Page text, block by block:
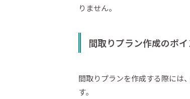
りません。
間取りプラン作成のポイ
間取りプランを作成する際には
す。